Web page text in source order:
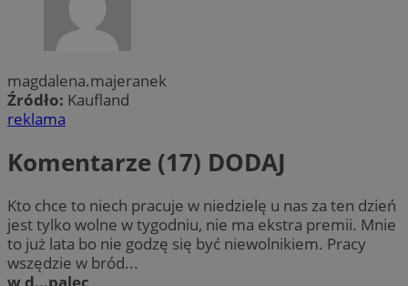
magdalena.majeranek
Źródło: Kaufland
reklama
Komentarze (17) DODAJ
Kto chce to niech pracuje w niedzielę u nas za ten dzień
jest tylko wolne w tygodniu, nie ma ekstra premii. Mnie
to już lata bo nie godzę się być niewolnikiem. Pracy
wszędzie w bród...